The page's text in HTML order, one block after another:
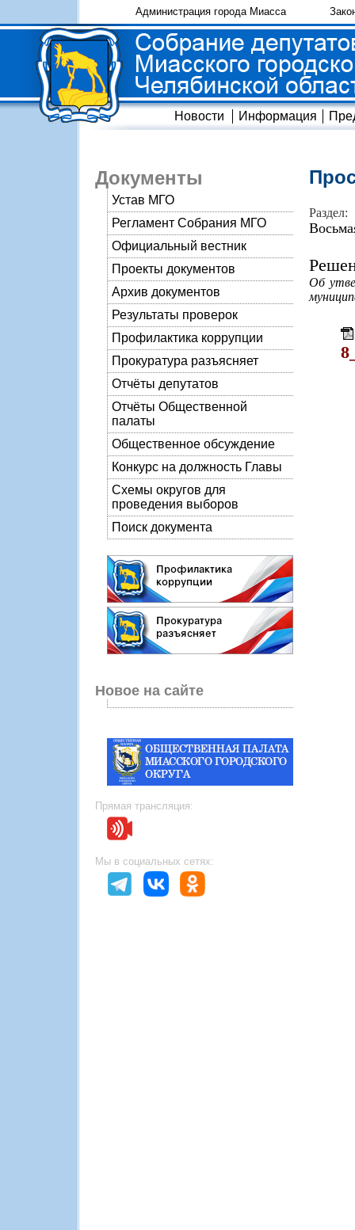
Администрация города Миасса
Новости Информация
Документы
Устав МГО
Регламент Собрания МГО
Официальный вестник
Проекты документов
Архив документов
Результаты проверок
Профилактика коррупции
Прокуратура разъясняет
Отчёты депутатов
Отчёты Общественной
палаты
Общественное обсуждение
Конкурс на должность Главы
Схемы округов для
проведения выборов
Поиск документа
Новое на сайте
Прямая трансляция:
Мы в социальных сетях:
Раздел:
Об